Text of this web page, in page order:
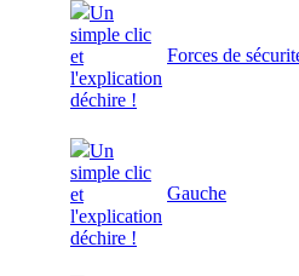
Un
simple clic
et
l'explication
déchire !
Forces de
Un
simple clic
et
l'explication
déchire !
Gauche